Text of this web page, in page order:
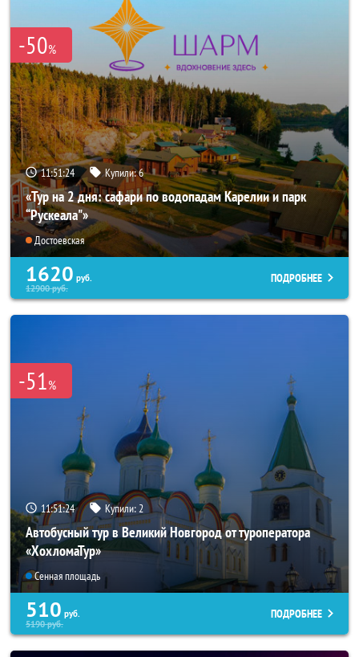
-50%
11:51:20 Купили:6
«Тур на 2 дня: сафари по водопадам Карелии и парк
“Рускеала"»
Достоевская
1620 руб.
12900руб.
ПОДРОБНЕЕ
-51%
11:51:20 Купили: 2
Автобусный тур в Великий Новгород от туроператора
«ХохломаТур»
Сенная площадь
510 руб.
5190руб.
ПОДРОБНЕЕ